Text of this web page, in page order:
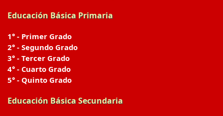
Educación Básica Primaria
1° - Primer Grado
2° - Segundo Grado
3° - Tercer Grado
4° - Cuarto Grado
5° - Quinto Grado
Educación Básica Secundaria